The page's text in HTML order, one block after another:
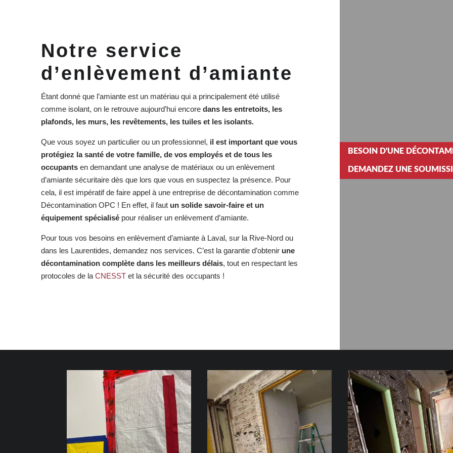
Notre service
d’enlèvement d’amiante
Étant donné que l’amiante est un matériau qui a principalement été utilisé
comme isolant, on le retrouve aujourd’hui encoredans les entretoits, les
plafonds, les murs, les revêtements, les tuiles et les isolants.
Que vous soyez un particulier ou un professionnel, il est important que vous
protégiez la santé de votre famille, de vos employés et de tous les
occupantsen demandant une analyse de matériaux ou un enlèvement
d’amiante sécuritaire dès que lors que vous en suspectez la présence. Pour
cela, il est impératif de faire appel à une entreprise de décontamination comme
Décontamination OPC ! En effet, il faut un solide savoir-faire et un
équipement spécialisé pour réaliser un enlèvement d’amiante.
Pour tous vos besoins en enlèvement d’amiante à Laval, sur la Rive-Nord ou
dans les Laurentides, demandez nos services. C’est la garantie d’obtenir une
décontamination complète dans les meilleurs délais, tout en respectant les
protocoles de la CNESSTet la sécurité des occupants !
BESOIN D'UNE
DEMANDEZ UNE